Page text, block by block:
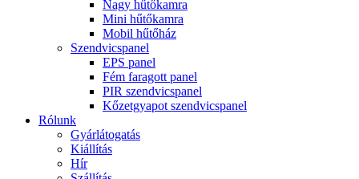
Nagy hűtőkamra
Mini hűtőkamra
Mobil hűtőház
Szendvicspanel
EPS panel
Fém faragott panel
PIR szendvicspanel
Kőzetgyapot szendvicspanel
Rólunk
Gyárlátogatás
Kiállítás
Hír